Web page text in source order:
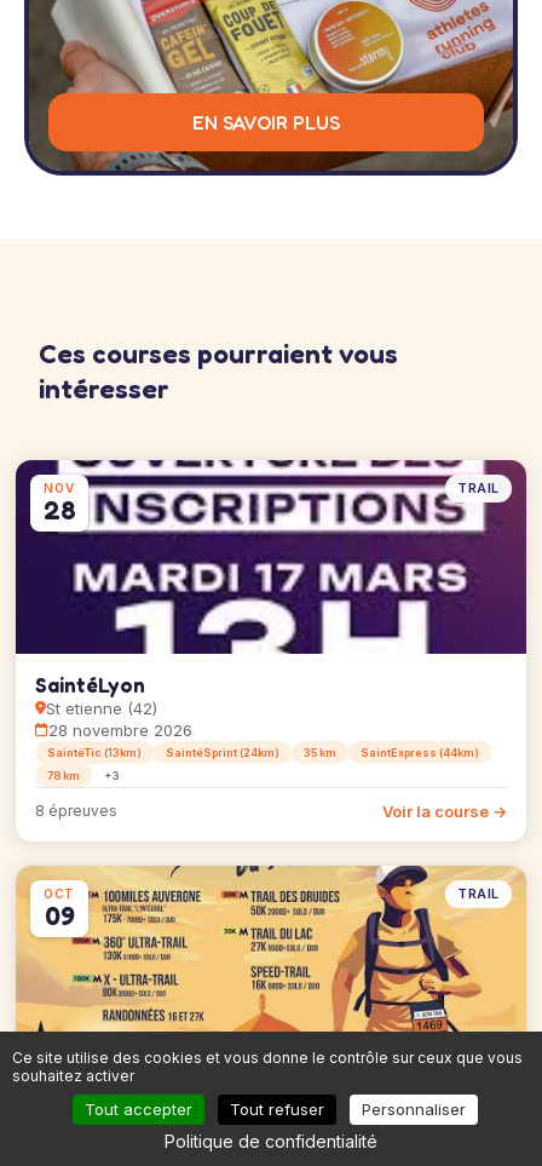
EN SAVOIR PLUS
Ces courses pourraient vous
intéresser
NOV
28
TRAIL
SaintéLyon
St etienne (42)
28 novembre 2026
SaintéTic (13km) SaintéSprint (24km) 35 km
SaintExpress (44km)
78 km
+3
8 épreuves Voir la course →
OCT
09
TRAIL
Grands Trails d’Auvergne 2026
Vollore montagne (63)
9 octobre 2026
Ce site utilise des cookies et vous donne le contrôle sur ceux que vous
souhaitez activer
Tout accepter Tout refuser Personnaliser
Politique de confidentialité